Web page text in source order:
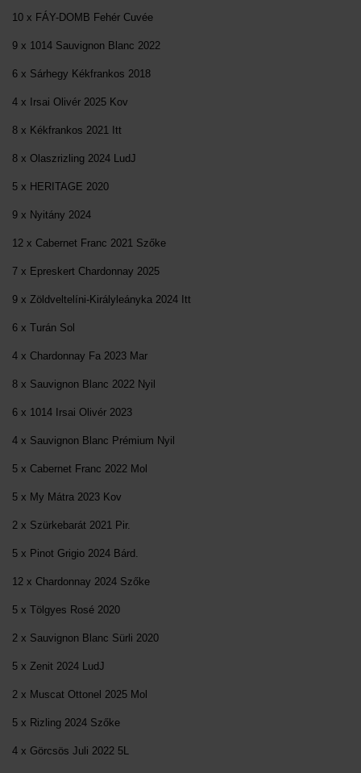
10 x FÁY-DOMB Fehér Cuvée
9 x 1014 Sauvignon Blanc 2022
6 x Sárhegy Kékfrankos 2018
4 x Irsai Olivér 2025 Kov
8 x Kékfrankos 2021 Itt
8 x Olaszrizling 2024 LudJ
5 x HERITAGE 2020
9 x Nyitány 2024
12 x Cabernet Franc 2021 Szőke
7 x Epreskert Chardonnay 2025
9 x Zöldveltelíni-Királyleányka 2024 Itt
6 x Turán Sol
4 x Chardonnay Fa 2023 Mar
8 x Sauvignon Blanc 2022 Nyil
6 x 1014 Irsai Olivér 2023
4 x Sauvignon Blanc Prémium Nyil
5 x Cabernet Franc 2022 Mol
5 x My Mátra 2023 Kov
2 x Szürkebarát 2021 Pir.
5 x Pinot Grigio 2024 Bárd.
12 x Chardonnay 2024 Szőke
5 x Tölgyes Rosé 2020
2 x Sauvignon Blanc Sürli 2020
5 x Zenit 2024 LudJ
2 x Muscat Ottonel 2025 Mol
5 x Rizling 2024 Szőke
4 x Görcsös Juli 2022 5L